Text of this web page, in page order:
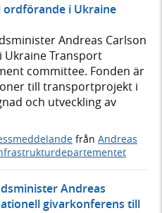
ordförande i Ukraine
Andreas Carlson
Transport
committee. Fonden är
till transportprojekt i
och utveckling av
från Andreas
Andreas
givarkonferens till